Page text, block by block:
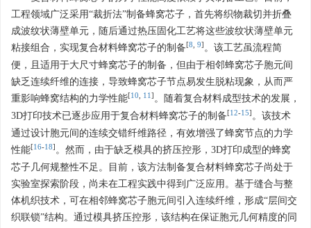
工程领域广泛采用“裁折法”制备蜂窝芯子，首先将织物裁切并折叠
成波纹状薄壁单元，随后通过热压固化工艺将这些波纹状薄壁单元
粘接组合，实现复合材料蜂窝芯子的制备[8 9] 。该工艺虽流程简
便，且适用于大尺寸蜂窝芯子的制备，但由于相邻蜂窝芯子胞元间
缺乏连续纤维的连接，导致蜂窝芯子节点易发生脱粘现象，从而严
重影响蜂窝结构的力学性能[10 11 ] 。随着复合材料成型技术的发展，
3D打印技术已逐步应用于复合材料蜂窝芯子的制备[12-15] 。该技术
通过设计胞元间的连续交错纤维路径，有效增强了蜂窝节点的力学
性能[16-18] 。然而，由于缺乏模具的挤压控形，3D打印成型的蜂窝
芯子几何规整性不足。目前，该方法制备复合材料蜂窝芯子尚处于
实验室探索阶段，尚未在工程实践中得到广泛应用。基于缝合与整
体机织技术，可在相邻蜂窝芯子胞元间引入连续纤维，形成“层间交
织联锁”结构。通过模具挤压控形，该结构在保证胞元几何精度的同